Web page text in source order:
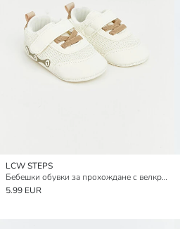
LCW STEPS
Бебешки обувки за прохождане с велкро за момче
5.99 EUR